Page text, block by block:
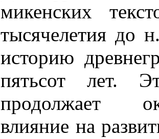
микенских
тысячелетия до
историю
пятьсот лет.
продолжает
влияние на